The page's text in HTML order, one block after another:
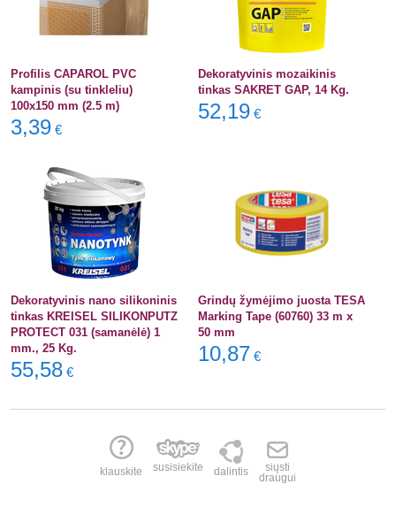
Profilis CAPAROL PVC
kampinis (su tinkleliu)
100x150 mm (2.5 m)
3,39 €
Dekoratyvinis mozaikinis
tinkas SAKRET GAP, 14 Kg.
52,19 €
Dekoratyvinis nano silikoninis
tinkas KREISEL SILIKONPUTZ
PROTECT 031 (samanėlė) 1
mm., 25 Kg.
55,58 €
Grindų žymėjimo juosta TESA
Marking Tape (60760) 33 m x
50 mm
10,87 €
klauskite susisiekite dalintis
siųsti
draugui